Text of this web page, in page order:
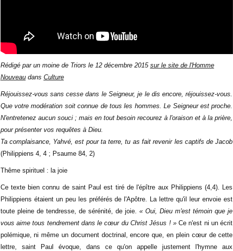
Rédigé par un moine de Triors le 12 décembre 2015 sur le site de l'Homme
Nouveaudans Culture
Réjouissez-vous sans cesse dans le Seigneur, je le dis encore, réjouissez-vous.
Que votre modération soit connue de tous les hommes. Le Seigneur est proche.
N'entretenez aucun souci ; mais en tout besoin recourez à l'oraison et à la prière,
pour présenter vos requêtes à Dieu.
Ta complaisance, Yahvé, est pour ta terre, tu as fait revenir les captifs de Jacob
(Philippiens 4, 4 ; Psaume 84, 2)
Thême spirituel : la joie
Ce texte bien connu de saint Paul est tiré de l'épître aux Philippiens (4,4). Les
Philippiens étaient un peu les préférés de l'Apôtre. La lettre qu'il leur envoie est
toute pleine de tendresse, de sérénité, de joie.« Oui, Dieu m'est témoin que je
vous aime tous tendrement dans le cœur du Christ Jésus ! »Ce n'est ni un écrit
polémique, ni même un document doctrinal, encore que, en plein cœur de cette
lettre, saint Paul évoque, dans ce qu'on appelle justement l'hymne aux